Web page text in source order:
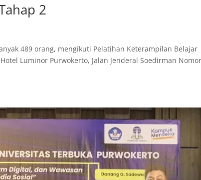
2
489 orang, mengikuti Pelatihan Keterampilan Belajar
Luminor Purwokerto, Jalan Jenderal Soedirman